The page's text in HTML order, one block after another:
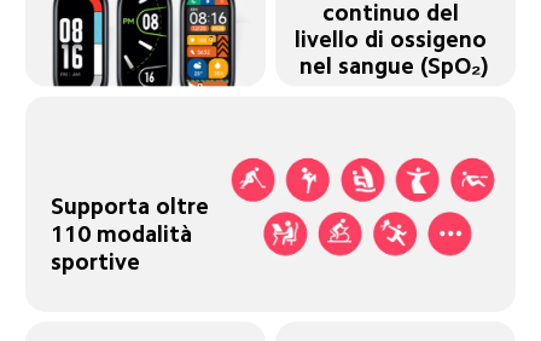
continuo del
livello di ossigeno
nel sangue (SpO₂)
Supporta oltre
110 modalità
sportive